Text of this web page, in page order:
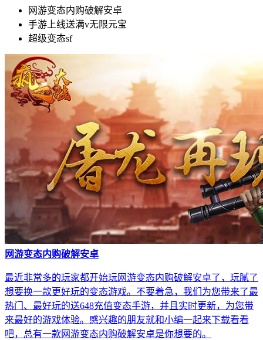
网游变态内购破解安卓
手游上线送满v无限元宝
超级变态sf
网游变态内购破解安卓
最近非常多的玩家都开始玩网游变态内购破解安卓了，玩腻了
想要换一款更好玩的变态游戏。不要着急，我们为您带来了最
热门、最好玩的送648充值变态手游，并且实时更新，为您带
来最好的游戏体验。感兴趣的朋友就和小编一起来下载看看
吧，总有一款网游变态内购破解安卓是你想要的。